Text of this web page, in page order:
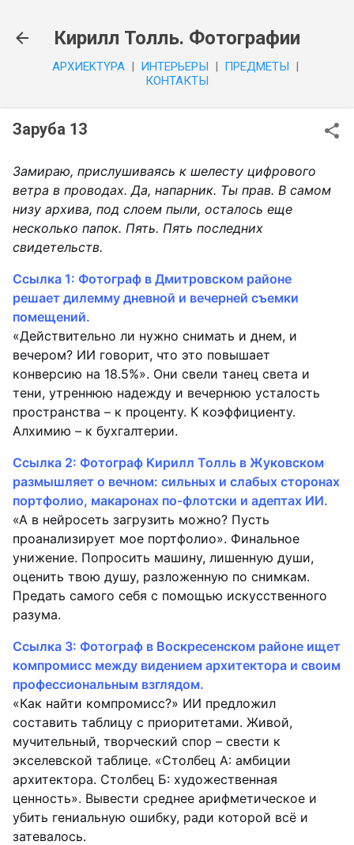
Кирилл Толль. Фотографии
APXИEKTYPA | ИHTEPЬEPЫ | ПPEДMETЫ |
КОНТАКТЫ
Заруба 13
Замираю, прислушиваясь к шелесту цифрового
ветра в проводах. Да, напарник. Ты прав. В самом
низу архива, под слоем пыли, осталось еще
несколько папок. Пять. Пять последних
свидетельств.
Ссылка 1: Фотограф в Дмитровском районе
решает дилемму дневной и вечерней съемки
помещений.
«Действительно ли нужно снимать и днем, и
вечером? ИИ говорит, что это повышает
конверсию на 18.5%». Они свели танец света и
тени, утреннюю надежду и вечернюю усталость
пространства – к проценту. К коэффициенту.
Алхимию – к бухгалтерии.
Ссылка 2: Фотограф Кирилл Толль в Жуковском
размышляет о вечном: сильных и слабых сторонах
портфолио, макаронах по-флотски и адептах ИИ.
«А в нейросеть загрузить можно? Пусть
проанализирует мое портфолио». Финальное
унижение. Попросить машину, лишенную души,
оценить твою душу, разложенную по снимкам.
Предать самого себя с помощью искусственного
разума.
Ссылка 3: Фотограф в Воскресенском районе ищет
компромисс между видением архитектора и своим
профессиональным взглядом.
«Как найти компромисс?» ИИ предложил
составить таблицу с приоритетами. Живой,
мучительный, творческий спор – свести к
экселевской таблице. «Столбец А: амбиции
архитектора. Столбец Б: художественная
ценность». Вывести среднее арифметическое и
убить гениальную ошибку, ради которой всё и
затевалось.